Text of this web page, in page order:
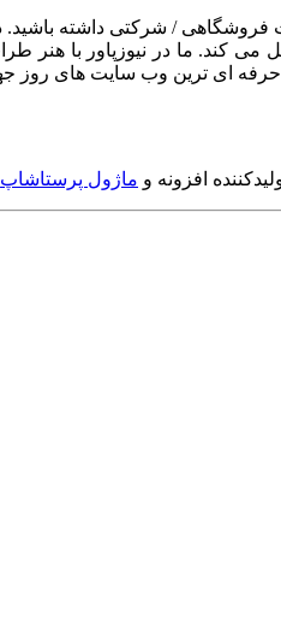
کند. ما در نیوزپاور با هنر
افزونه و ماژول پرستاشاپ